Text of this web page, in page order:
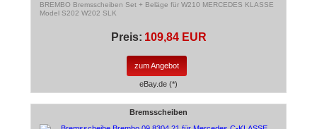
BREMBO Bremsscheiben Set + Beläge für W210 MERCEDES KLASSE
Model S202 W202 SLK
Preis: 109,84 EUR
zum Angebot
eBay.de (*)
Bremsscheiben